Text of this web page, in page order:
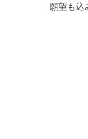
願望も込